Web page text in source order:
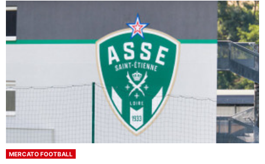
MERCATO FOOTBALL